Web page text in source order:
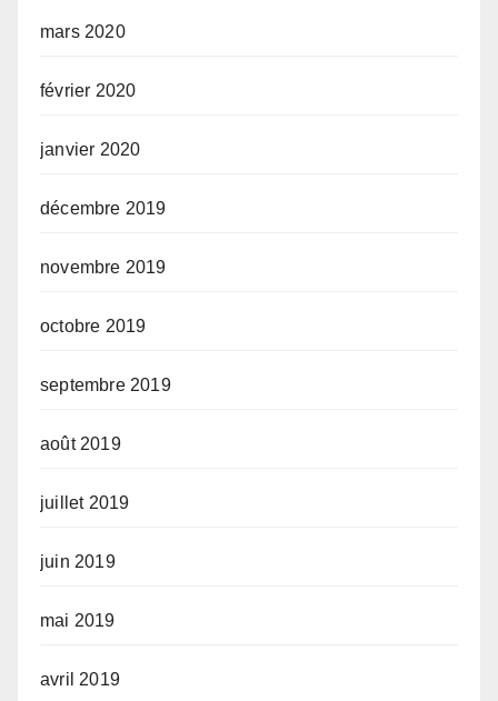
mars 2020
février 2020
janvier 2020
décembre 2019
novembre 2019
octobre 2019
septembre 2019
août 2019
juillet 2019
juin 2019
mai 2019
avril 2019